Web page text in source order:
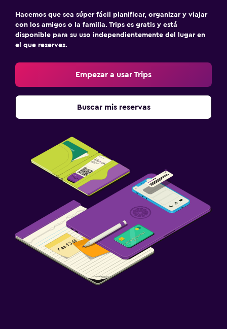
Hacemos que sea súper fácil planificar, organizar y viajar
con los amigos o la familia. Trips es gratis y está
disponible para su uso independientemente del lugar en
el que reserves.
Empezar a usar Trips
Buscar mis reservas